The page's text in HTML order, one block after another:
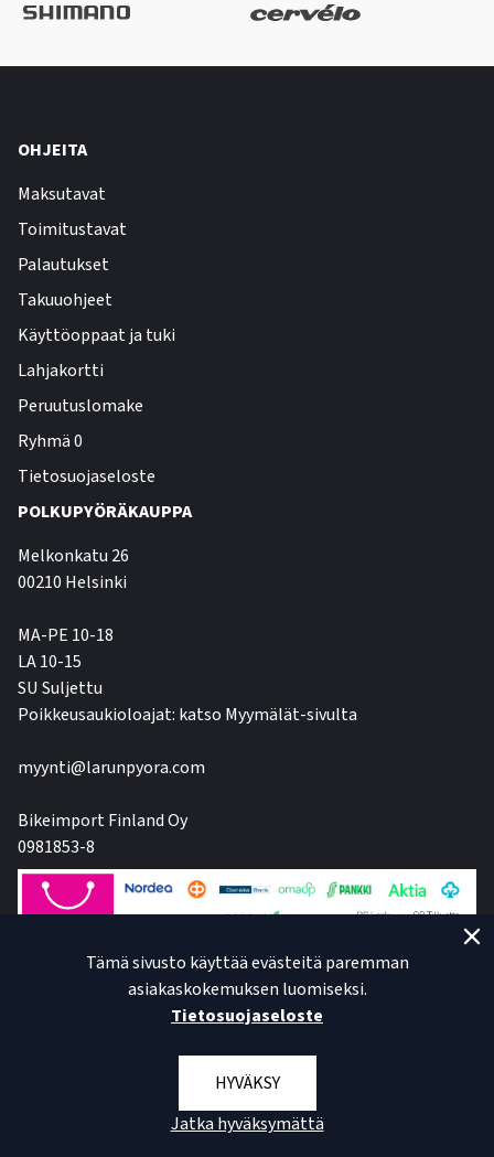
OHJEITA
Maksutavat
Toimitustavat
Palautukset
Takuuohjeet
Käyttöoppaat ja tuki
Lahjakortti
Peruutuslomake
Ryhmä 0
Tietosuojaseloste
POLKUPYÖRÄKAUPPA
Melkonkatu 26
00210 Helsinki
MA-PE 10-18
LA 10-15
SU Suljettu
Poikkeusaukioloajat: katso Myymälät-sivulta
myynti@larunpyora.com
Bikeimport Finland Oy
0981853-8
Tämä sivusto käyttää evästeitä paremman
asiakaskokemuksen luomiseksi.
Tietosuojaseloste
HYVÄKSY
Jatka hyväksymättä